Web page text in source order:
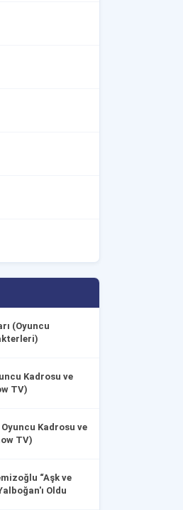
(Oyuncu
Kadrosu ve
TV)
Kadrosu ve
TV)
“Aşk ve
Oldu